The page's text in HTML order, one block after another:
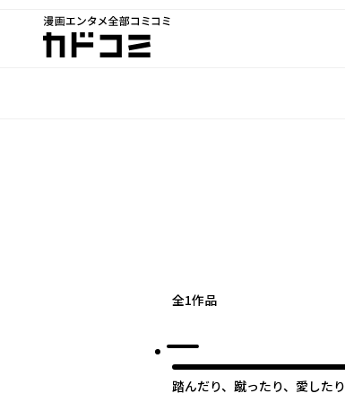
漫画エンタメ全部コミコミ
カドコミ
全1作品
踏んだり、蹴ったり、愛したり